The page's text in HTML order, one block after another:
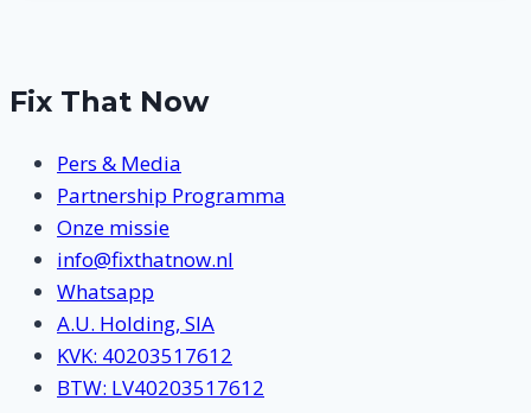
Fix That Now
Pers & Media
Partnership Programma
Onze missie
info@fixthatnow.nl
Whatsapp
A.U. Holding, SIA
KVK: 40203517612
BTW: LV40203517612